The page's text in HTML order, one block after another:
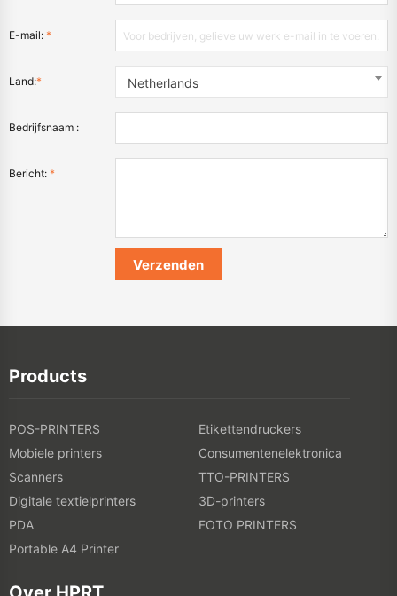
E-mail: *
Land:* Netherlands
Bedrijfsnaam :
Bericht: *
Products
POS-PRINTERS
Etikettendruckers
Mobiele printers
Consumentenelektronica
Scanners
TTO-PRINTERS
Digitale textielprinters
3D-printers
PDA
FOTO PRINTERS
Portable A4 Printer